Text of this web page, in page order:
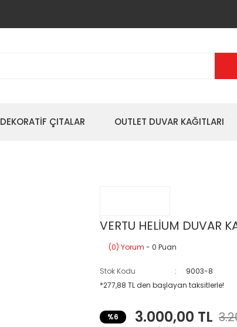
DEKORATİF ÇITALAR OUTLET DUVAR KAĞITLARI
VERTU HELİUM DUVAR
(0) Yorum - 0 Puan
Stok Kodu
9003-8
*277,88 TL den başlayan taksitlerle!
%6 3.000,00 TL